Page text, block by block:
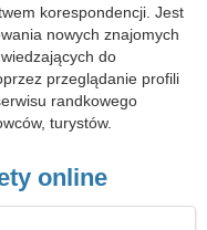
korespondencji. Jest
nowych znajomych
do
przeglądanie profili
randkowego
turystów.
online